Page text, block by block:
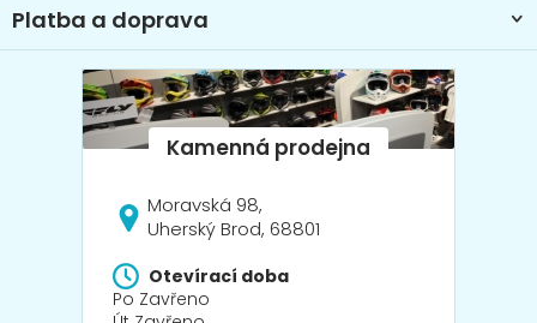
i
s
u
Platba a doprava
Moravská 98,
Uherský Brod, 68801
Otevírací doba
Po Zavřeno